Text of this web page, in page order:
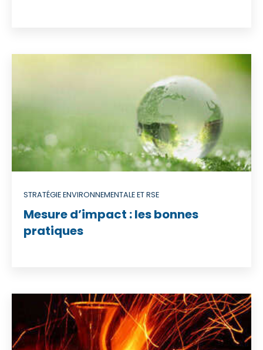
STRATÉGIE ENVIRONNEMENTALE ET RSE
Mesure d’impact : les bonnes
pratiques